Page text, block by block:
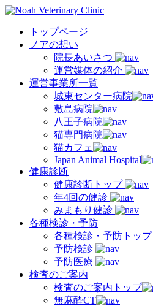
トップページ
ノアの想い
院長あいさつ
運営媒体の紹介
運営事業所一覧
城東センター病院
敷島病院
八王子病院
猫専門病院
猫カフェ
Japan Animal Hospital
健康診断
健康診断トップ
年4回の健診
みまもり健診
各種検診・予防
各種検診・予防トップ
予防検診
予防医療
検査のご案内
検査のご案内トップ
無麻酔CT